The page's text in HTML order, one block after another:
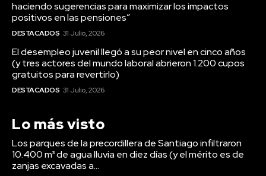
haciendo sugerencias para maximizar los impactos
positivos en las pensiones”
DESTACADOS 31 Julio, 2026
El desempleo juvenil llegó a su peor nivel en cinco años
(y tres actores del mundo laboral abrieron 1.200 cupos
gratuitos para revertirlo)
DESTACADOS 31 Julio, 2026
Lo más visto
Los parques de la precordillera de Santiago infiltraron
10.400 m³ de agua lluvia en diez días (y el mérito es de
zanjas excavadas a...